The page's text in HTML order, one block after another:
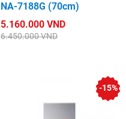
NA-7188G (70cm)
5.160.000 VND
6.450.000 VND
-15%